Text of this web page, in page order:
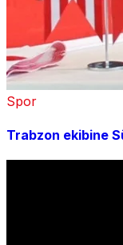
Spor
Trabzon ekibine